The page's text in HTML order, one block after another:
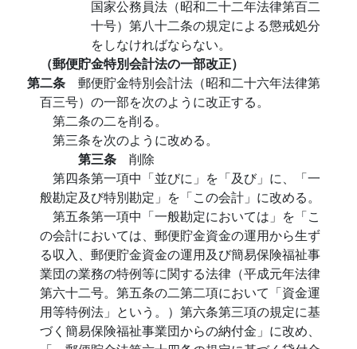
国家公務員法（昭和二十二年法律第百二
十号）第八十二条の規定による懲戒処分
をしなければならない。
（郵便貯金特別会計法の一部改正）
第二条 郵便貯金特別会計法（昭和二十六年法律第
百三号）の一部を次のように改正する。
第二条の二を削る。
第三条を次のように改める。
第三条 削除
第四条第一項中「並びに」を「及び」に、「一
般勘定及び特別勘定」を「この会計」に改める。
第五条第一項中「一般勘定においては」を「こ
の会計においては、郵便貯金資金の運用から生ず
る収入、郵便貯金資金の運用及び簡易保険福祉事
業団の業務の特例等に関する法律（平成元年法律
第六十二号。第五条の二第二項において「資金運
用等特例法」という。）第六条第三項の規定に基
づく簡易保険福祉事業団からの納付金」に改め、